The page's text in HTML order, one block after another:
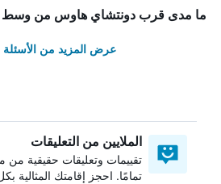
ما مدى قرب دونتشاي هاوس من وسط
عرض المزيد من الأسئلة
الملايين من التعليقات
تقييمات وتعليقات حقيقية من
تمامًا. احجز إقامتك المثالية